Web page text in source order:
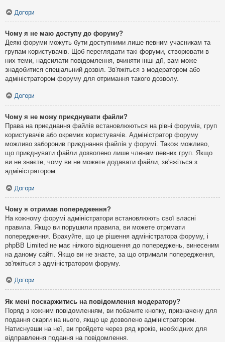
Догори
Чому я не маю доступу до форуму?
Деякі форуми можуть бути доступними лише певним учасникам та
групам користувачів. Щоб переглядати такі форуми, створювати в
них теми, надсилати повідомлення, вчиняти інші дії, вам може
знадобитися спеціальний дозвіл. Зв'яжіться з модератором або
адміністратором форуму для отримання такого дозволу.
Догори
Чому я не можу приєднувати файли?
Права на приєднання файлів встановлюються на рівні форумів, груп
користувачів або окремих користувачів. Адміністратор форуму
можливо заборонив приєднання файлів у форумі. Також можливо,
що приєднувати файли дозволено лише членам певних груп. Якщо
ви не знаєте, чому ви не можете додавати файли, зв'яжіться з
адміністратором.
Догори
Чому я отримав попередження?
На кожному форумі адміністратори встановлюють свої власні
правила. Якщо ви порушили правила, ви можете отримати
попередження. Врахуйте, що це рішення адміністратора форуму, і
phpBB Limited не має ніякого відношення до попереджень, винесеним
на даному сайті. Якщо ви не знаєте, за що отримали попередження,
зв'яжіться з адміністратором форуму.
Догори
Як мені поскаржитись на повідомлення модератору?
Поряд з кожним повідомленням, ви побачите кнопку, призначену для
подання скарги на нього, якщо це дозволено адміністратором.
Натиснувши на неї, ви пройдете через ряд кроків, необхідних для
відправлення подання на повідомлення.